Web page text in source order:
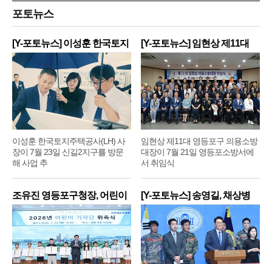
포토뉴스
[Y-포토뉴스] 이성훈 한국토지
주
이성훈 한국토지주택공사(LH) 사
장이 7월 23일 신길2지구를 방문
해 사업 추
[Y-포토뉴스] 임현상 제11대
영
임현상 제11대 영등포구 의용소방
대장이 7월 21일 영등포소방서에
서 취임식
조유진 영등포구청장, 어린이
기
[Y-포토뉴스] 송영길, 채상병
순